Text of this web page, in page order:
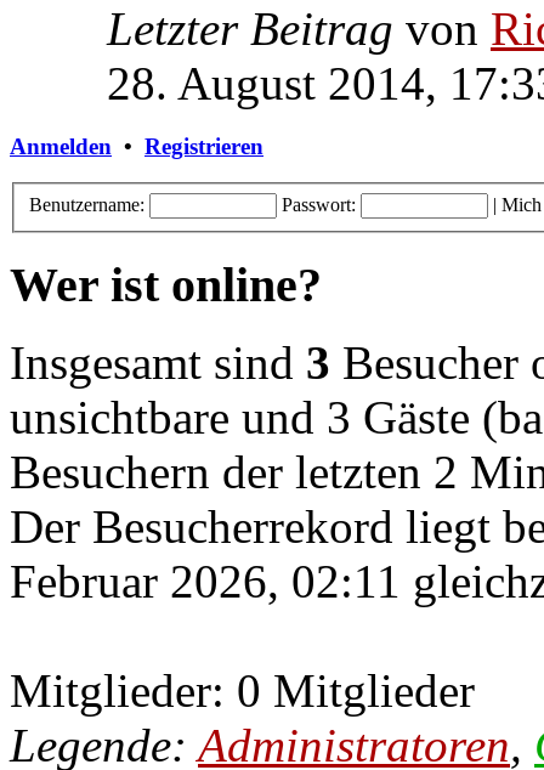
Letzter Beitrag von
28. August 2014,
Anmelden • Registrieren
Benutzername: Passwort: | Mich
Wer ist online?
Insgesamt sind 3 Besucher
unsichtbare und 3 Gäste
Besuchern der letzten 2
Der Besucherrekord liegt
Februar 2026, 02:11
Mitglieder: 0 Mitglieder
Legende:Administratoren,